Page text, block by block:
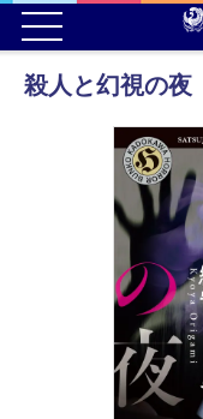
殺人と幻視の夜